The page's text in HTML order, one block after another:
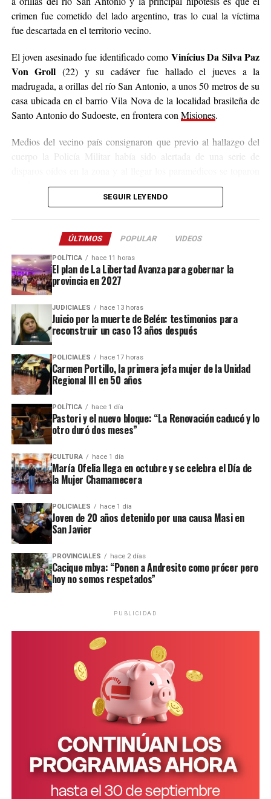
Grande do Sul, Brazil.
The destructive vortex has
severely damaged
residential houses and left
several people injured.
Tornado – Giruá – Rio
Chuva
pic.twitter.com/1CszcPMd06
— GeoTechWar
(@geotechwar)July 29,
2026
crimen fue cometido del lado argentino, tras lo cual la víctima
fue descartada en el territorio vecino.
El joven asesinado fue identificado como Vinícius Da Silva Paz
Von Groll (22) y su cadáver fue hallado el jueves a la
madrugada, a orillas del río San Antonio, a unos 50 metros de su
casa ubicada en el barrio Vila Nova de la localidad brasileña de
Santo Antonio do Sudoeste, en frontera con Misiones.
Medios del vecino país consignaron que previo al hallazgo del
cuerpo la Policía Militar había sido alertada de una serie de
con la víctima.
Los primeros datos señalan que el fallecido presentaba una
escena relevaronrastros de sangre en un puente clandestino
lo cual refuerza la hipótesis de que Von Groll fue asesinado en la
localidad misionera de San Antonio y luego arrojado en territorio
brasileño.
Desde ese país consignaron, además, que la Policía Civil tiene
registras que vinculan al fallecido con delitos de narcotráfico,
ante lo cual los investigadores continúan recabando datos para
esclarecer el crimen, identificar responsables y determinar el
móvil.
Según la Policía Civil brasileña, Von Groll tenía vínculos con el
SEGUIR LEYENDO
ÚLTIMOS POPULAR VIDEOS
POLÍTICA hace 11 horas
El plan de La Libertad Avanza para gobernar la
provincia en 2027
JUDICIALES hace 13 horas
Juicio por la muerte de Belén: testimonios para
reconstruir un caso 13 años después
POLICIALES hace 17 horas
Carmen Portillo, la primera jefa mujer de la Unidad
Regional III en 50 años
POLÍTICA hace 1 día
Pastori y el nuevo bloque: “La Renovación caducó y lo
otro duró dos meses”
CULTURA hace 1 día
María Ofelia llega en octubre y se celebra el Día de
la Mujer Chamamecera
POLICIALES hace 1 día
Joven de 20 años detenido por una causa Masi en
San Javier
PROVINCIALES hace 2 días
Cacique mbya: “Ponen a Andresito como prócer pero
hoy no somos respetados”
PUBLICIDAD